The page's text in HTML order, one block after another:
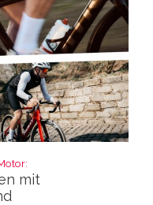
mit